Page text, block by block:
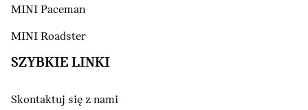
MINI Paceman
MINI Roadster
SZYBKIE LINKI
Skontaktuj się z nami